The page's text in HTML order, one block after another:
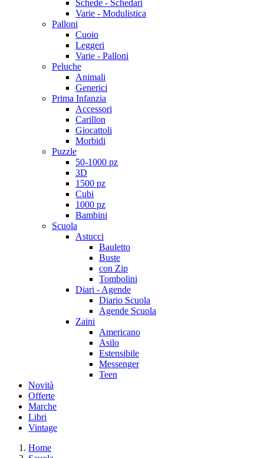
Schede - Schedari
Varie - Modulistica
Palloni
Cuoio
Leggeri
Varie - Palloni
Peluche
Animali
Generici
Prima Infanzia
Accessori
Carillon
Giocattoli
Morbidi
Puzzle
50-1000 pz
3D
1500 pz
Cubi
1000 pz
Bambini
Scuola
Astucci
Bauletto
Buste
con Zip
Tombolini
Diari - Agende
Diario Scuola
Agende Scuola
Zaini
Americano
Asilo
Estensibile
Messenger
Teen
Novità
Offerte
Marche
Libri
Vintage
Home